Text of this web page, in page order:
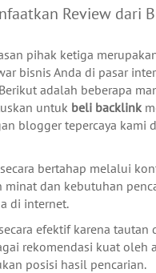
Review dari
pihak ketiga
bisnis Anda di pasar
adalah beberapa
untuk beli backlink
blogger tepercaya kami
bertahap melalui
dan kebutuhan
di internet.
efektif karena tautan
rekomendasi kuat oleh
posisi hasil pencarian.